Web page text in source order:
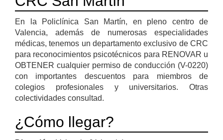
En la Policlínica San Martín, en pleno centro de
Valencia, además de numerosas especialidades
médicas, tenemos un departamento exclusivo de CRC
para reconocimientos psicotécnicos para RENOVAR u
OBTENER cualquier permiso de conducción (V-0220)
con importantes descuentos para miembros de
colegios profesionales y universitarios. Otras
colectividades consultad.
¿Cómo llegar?